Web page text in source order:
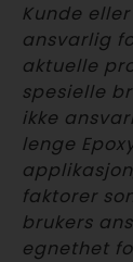
Kunde
ansvarlig
aktuelle
spesielle
ikke
lenge
faktorer
brukers
egnethet